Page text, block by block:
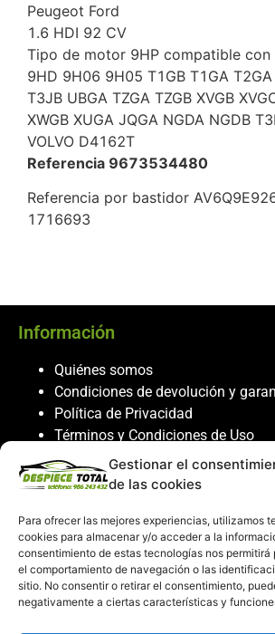
Gestionar el
de las cookies
Para ofrecer las mejores experiencias, utilizamos
cookies para almacenar y/o acceder a la
consentimiento de estas tecnologías nos permitirá
el comportamiento de navegación o las
sitio. No consentir o retirar el consentimiento,
negativamente a ciertas características y
Peugeot Ford
1.6 HDI 92 CV
Tipo de motor 9HP compatible con
9HD 9H06 9H05 T1GB T1GA
T3JB UBGA TZGA TZGB XVGB
XWGB XUGA JQGA NGDA NGDB
VOLVO D4162T
Referencia 9673534480
Referencia por bastidor
1716693
Información
Quiénes somos
Condiciones de devolución y
Política de Privacidad
Términos y Condiciones de Uso
Política de Cookies
Servicio al cliente
Contacto
986 243 432
608 867 074